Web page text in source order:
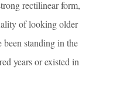
rectilinear form,
of looking older
standing in the
years or existed in